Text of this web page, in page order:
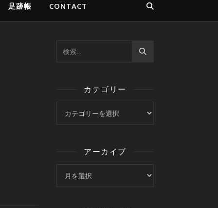
足跡帳 CONTACT
カテゴリー
アーカイブ